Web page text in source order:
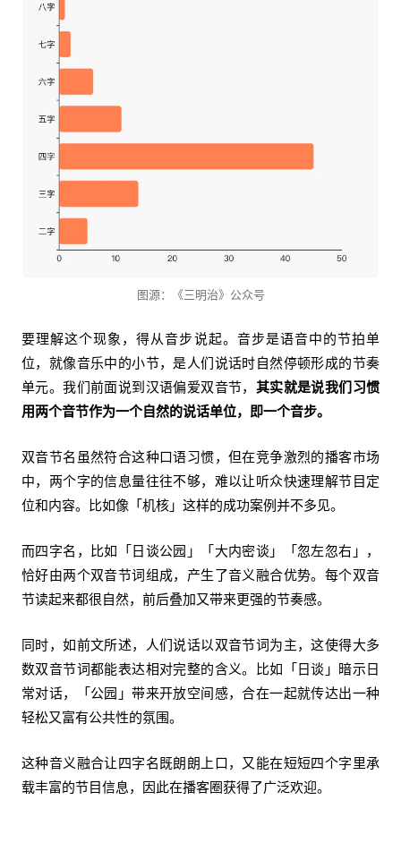
图源：《三明治》公众号
要理解这个现象，得从音步说起。音步是语音中的节拍单
位，就像音乐中的小节，是人们说话时自然停顿形成的节奏
单元。我们前面说到汉语偏爱双音节， 其实就是说我们习惯
用两个音节作为一个自然的说话单位，即一个音步。
双音节名虽然符合这种口语习惯，但在竞争激烈的播客市场
中，两个字的信息量往往不够，难以让听众快速理解节目定
位和内容。比如像「机核」这样的成功案例并不多见。
而四字名，比如「日谈公园」「大内密谈」「忽左忽右」，
恰好由两个双音节词组成，产生了音义融合优势。每个双音
节读起来都很自然，前后叠加又带来更强的节奏感。
同时，如前文所述，人们说话以双音节词为主，这使得大多
数双音节词都能表达相对完整的含义。比如「日谈」暗示日
常对话，「公园」带来开放空间感，合在一起就传达出一种
轻松又富有公共性的氛围。
这种音义融合让四字名既朗朗上口，又能在短短四个字里承
载丰富的节目信息，因此在播客圈获得了广泛欢迎。